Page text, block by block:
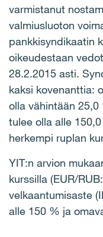
varmistanut
valmiusluoton
pankkisyndikaatin
oikeudestaan
28.2.2015 asti.
kaksi kovenanttia:
olla vähintään 25,0
tulee olla alle
herkempi ruplan
YIT:n arvion
kurssilla (EUR/
velkaantumisaste
alle 150 % ja